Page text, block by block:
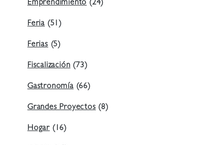
Emprendimiento(24)
Feria (51)
Ferias(5)
Fiscalización(73)
Gastronomía(66)
Grandes Proyectos(8)
Hogar (16)